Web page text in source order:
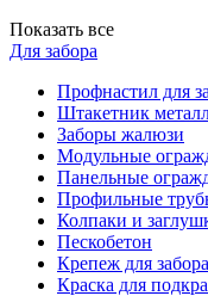
Показать все
Для забора
Профнастил для
Штакетник
Заборы жалюзи
Модульные
Панельные
Профильные
Колпаки и
Пескобетон
Крепеж для забора
Краска для